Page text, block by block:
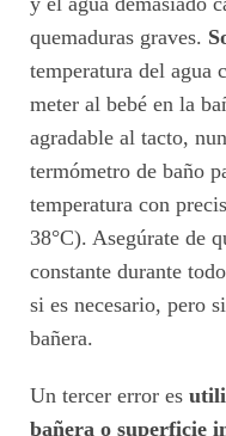
quemaduras graves.
temperatura del agua
meter al bebé en la
agradable al tacto,
termómetro de baño
temperatura con
38°C). Asegúrate de
constante durante
si es necesario, pero
bañera.
Un tercer error es
bañera o superficie